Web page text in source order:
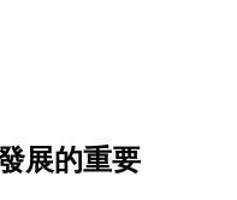
展的重要